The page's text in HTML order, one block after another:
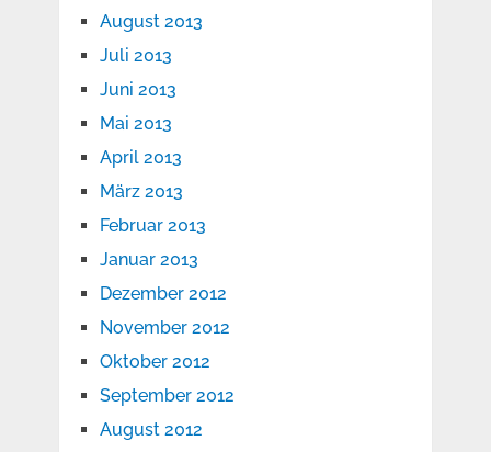
August 2013
Juli 2013
Juni 2013
Mai 2013
April 2013
März 2013
Februar 2013
Januar 2013
Dezember 2012
November 2012
Oktober 2012
September 2012
August 2012